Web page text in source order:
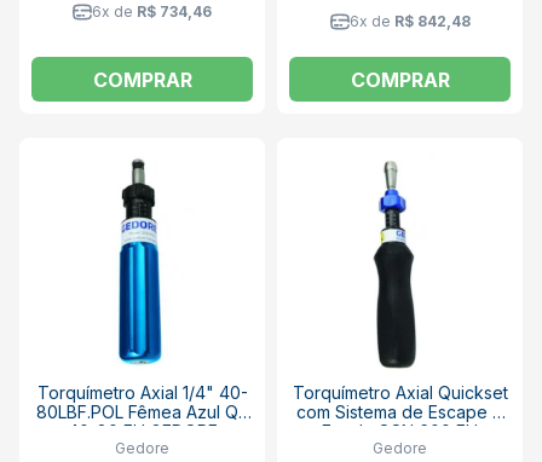
6x de R$ 734,46
COMPRAR
6x de R$ 842,48
COMPRAR
Torquímetro Axial 1/4" 40-
80LBF.POL Fêmea Azul QS
40-80 FH GEDORE
Gedore
Torquímetro Axial Quickset
com Sistema de Escape e
Escala QSN 600 FH
GEDORE
Gedore